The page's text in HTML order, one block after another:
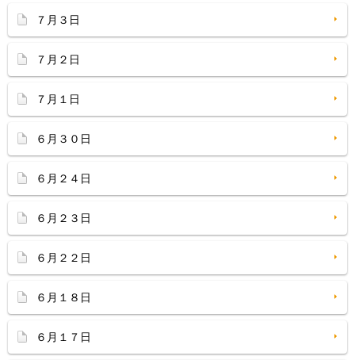
７月３日
７月２日
７月１日
６月３０日
６月２４日
６月２３日
６月２２日
６月１８日
６月１７日